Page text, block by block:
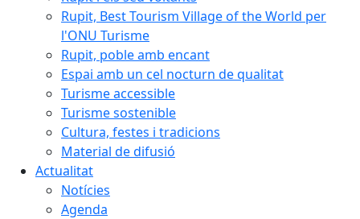
Rupit, Best Tourism Village of the World per
l'ONU Turisme
Rupit, poble amb encant
Espai amb un cel nocturn de qualitat
Turisme accessible
Turisme sostenible
Cultura, festes i tradicions
Material de difusió
Actualitat
Notícies
Agenda